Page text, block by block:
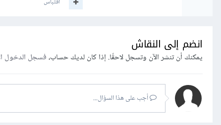
انضم إلى النقاش
يمكنك أن تنشر الآن وتسجل لاحقًا. إذا كان لديك حساب،فسجل الدخول
أجب على هذا السؤال...